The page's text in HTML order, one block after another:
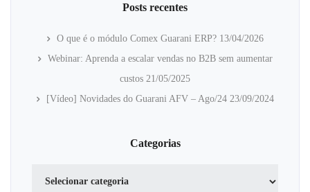
Posts recentes
O que é o módulo Comex Guarani ERP? 13/04/2026
Webinar: Aprenda a escalar vendas no B2B sem aumentar
custos 21/05/2025
[Vídeo] Novidades do Guarani AFV – Ago/24 23/09/2024
Categorias